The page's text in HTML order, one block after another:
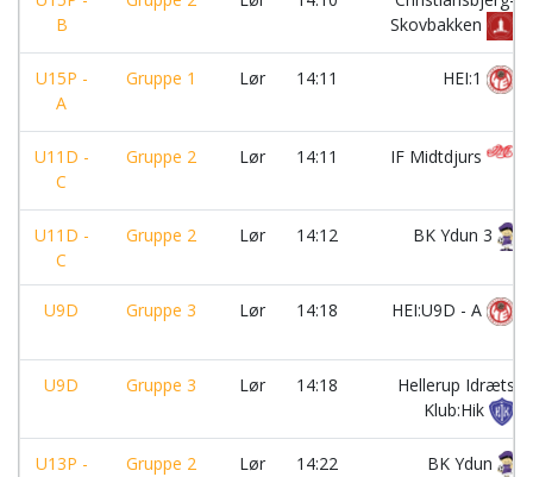
B
Skovbakken
U15P -
A
Gruppe 1 Lør 14:11 HEI:1
U11D -
C
Gruppe 2 Lør 14:11 IF Midtdjurs
U11D -
C
Gruppe 2 Lør 14:12 BK Ydun 3
U9D Gruppe 3 Lør 14:18 HEI:U9D - A
U9D Gruppe 3 Lør 14:18
Hellerup Idræts
Klub:Hik
U13P -
Gruppe 2 Lør 14:22 BK Ydun